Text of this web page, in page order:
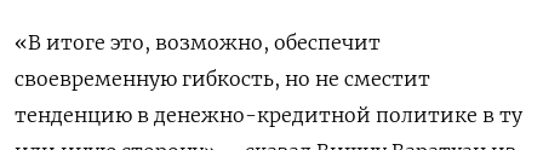
«В итоге это, возможно, обеспечит
своевременную гибкость, но не сместит
тенденцию в денежно-кредитной политике в ту